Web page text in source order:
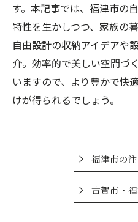
す。本記事では、福津市の
特性を生かしつつ、家族の
自由設計の収納アイデアや
介。効率的で美しい空間づ
いますので、より豊かで快
けが得られるでしょう。
福津市の
古賀市・